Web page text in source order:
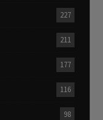
227
211
177
116
98